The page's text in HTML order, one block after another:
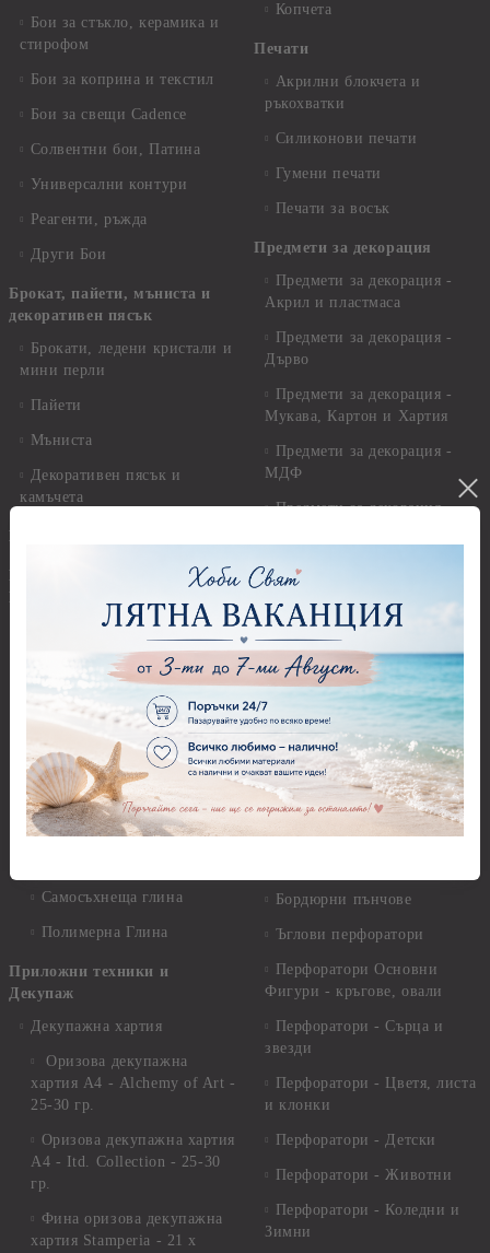
Бои за стъкло, керамика и
стирофом
Бои за коприна и текстил
Бои за свещи Cadence
Солвентни бои, Патина
Универсални контури
Реагенти, ръжда
Други Бои
Брокат, пайети, мъниста и
декоративен пясък
Брокати, ледени кристали и
мини перли
Пайети
Мъниста
Декоративен пясък и
камъчета
Висулки
Глина,Гипс, Калъпи,
Елементи, Инструменти
Керамична смес за отливки
Керамични елементи
Елементи от полимерна
глина и полирезин
Пластични елементи
Инструменти за моделиране
Молдове и шаблони
Самосъхнеща глина
Полимерна Глина
Приложни техники и
Декупаж
Декупажна хартия
Оризова декупажна
хартия А4 - Alchemy of Art -
25-30 гр.
Оризова декупажна хартия
А4 - Itd. Collection - 25-30
гр.
Фина оризова декупажна
хартия Stamperia - 21 х
Копчета
Печати
Акрилни блокчета и
ръкохватки
Силиконови печати
Гумени печати
Печати за восък
Предмети за декорация
Предмети за декорация -
Акрил и пластмаса
Предмети за декорация -
Дърво
Предмети за декорация -
Мукава, Картон и Хартия
Предмети за декорация -
МДФ
Предмети за декорация -
Предмети за декорация -
Стирофом
Предмети за декорация -
Стъкло
Предмети за декорация -
Плат, органза, зебло,
целофан
Пънчове Перфоратори
Перфоратори до 2,50 см
Перфоратори 2,50 см
Бордюрни пънчове
Ъглови перфоратори
Перфоратори Основни
Фигури - кръгове, овали
Перфоратори - Сърца и
звезди
Перфоратори - Цветя, листа
и клонки
Перфоратори - Детски
Перфоратори - Животни
Перфоратори - Коледни и
Зимни